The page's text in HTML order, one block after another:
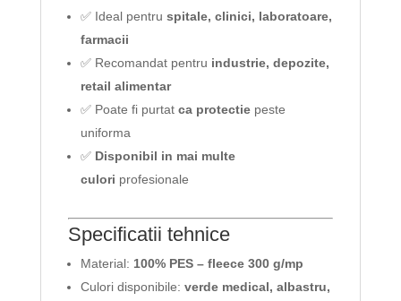
✅ Ideal pentru spitale, clinici, laboratoare,
farmacii
✅ Recomandat pentru industrie, depozite,
retail alimentar
✅ Poate fi purtat ca protectiepeste
uniforma
✅ Disponibil in mai multe
culori profesionale
Specificatii tehnice
Material: 100% PES – fleece 300 g/mp
Culori disponibile: verde medical, albastru,